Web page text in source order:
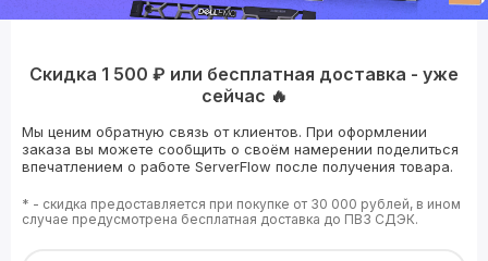
Скидка 1 500 ₽ или бесплатная доставка - уже
сейчас 🔥
Мы ценим обратную связь от клиентов. При оформлении
заказа вы можете сообщить о своём намерении поделиться
впечатлением о работе ServerFlow после получения товара.
* - скидка предоставляется при покупке от 30 000 рублей, в ином
случае предусмотрена бесплатная доставка до ПВЗ СДЭК.